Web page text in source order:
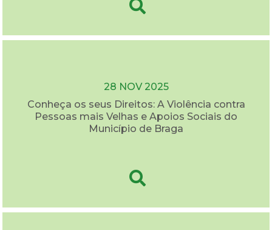
28 NOV 2025
Conheça os seus Direitos: A Violência contra
Pessoas mais Velhas e Apoios Sociais do
Município de Braga